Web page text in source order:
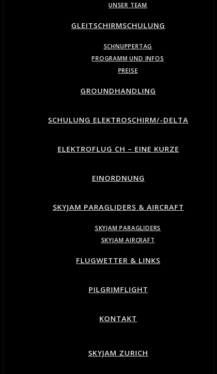
UNSER TEAM
GLEITSCHIRMSCHULUNG
SCHNUPPERTAG
PROGRAMM UND INFOS
PREISE
GROUNDHANDLING
SCHULUNG ELEKTROSCHIRM/-DELTA
ELEKTROFLUG CH – EINE KURZE
EINORDNUNG
SKYJAM PARAGLIDERS & AIRCRAFT
SKYJAM PARAGLIDERS
SKYJAM AIRCRAFT
FLUGWETTER & LINKS
PILGRIMFLIGHT
KONTAKT
SKYJAM ZURICH